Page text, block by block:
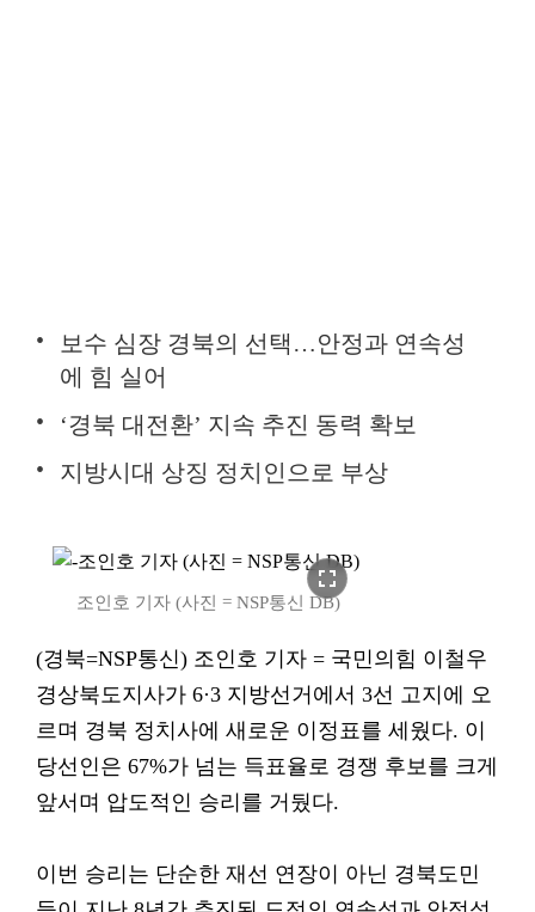
보수 심장 경북의 선택…안정과 연속성
에 힘 실어
‘경북 대전환’ 지속 추진 동력 확보
지방시대 상징 정치인으로 부상
fullscreen
조인호 기자 (사진 = NSP통신 DB)
(경북=NSP통신) 조인호 기자 = 국민의힘 이철우
경상북도지사가 6·3 지방선거에서 3선 고지에 오
르며 경북 정치사에 새로운 이정표를 세웠다. 이
당선인은 67%가 넘는 득표율로 경쟁 후보를 크게
앞서며 압도적인 승리를 거뒀다.
이번 승리는 단순한 재선 연장이 아닌 경북도민